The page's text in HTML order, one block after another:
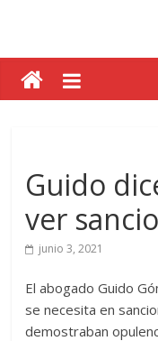
Guido
ver
junio 3, 2021
El abogado Guido
se necesita en
demostraban